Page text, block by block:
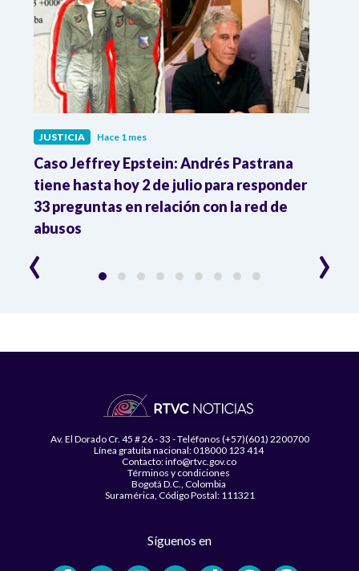
JUSTICIA Hace 1 mes
Caso Jeffrey Epstein: Andrés Pastrana
tiene hasta hoy 2 de julio para responder
33 preguntas en relación con la red de
abusos
‹ ›
Av. El Dorado Cr. 45 # 26 - 33 - Teléfonos (+57)(601) 2200700
Línea gratuita nacional: 018000 123 414
Contacto: info@rtvc.gov.co
Términos y condiciones
Bogotá D.C., Colombia
Suramérica, Código Postal: 111321
Síguenos en